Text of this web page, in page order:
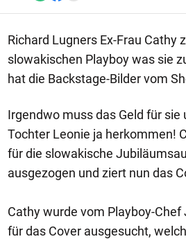
Richard Lugners Ex-Frau Cathy
slowakischen Playboy was sie
hat die Backstage-Bilder vom
Irgendwo muss das Geld für sie
Tochter Leonie ja herkommen!
für die slowakische
ausgezogen und ziert nun das
Cathy wurde vom Playboy-
für das Cover ausgesucht,